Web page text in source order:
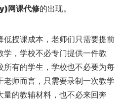
网课代修的出现。
低授课成本，老师们只需要提前
，学校不必专门提供一件教
所有的学生，学校也不必要为每
师而言，只需要录制一次教学
的教辅材料，也不必来回奔